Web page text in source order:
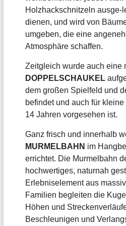
Holzhackschnitzeln ausge-
dienen, und wird von
umgeben, die eine
Atmosphäre schaffen.
Zeitgleich wurde auch eine
DOPPELSCHAUKEL
dem großen Spielfeld und
befindet und auch für
14 Jahren vorgesehen ist.
Ganz frisch und innerhalb
MURMELBAHN im
errichtet. Die Murmelbahn
hochwertiges, naturnah
Erlebniselement aus
Familien begleiten die
Höhen und
Beschleunigen und